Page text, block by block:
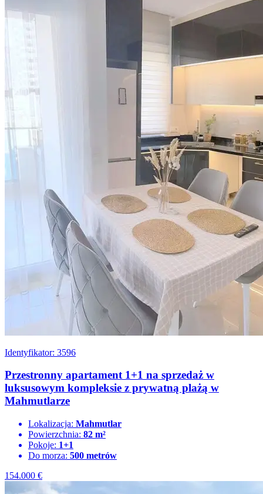
Identyfikator: 3596
Przestronny apartament 1+1 na sprzedaż w
luksusowym kompleksie z prywatną plażą w
Mahmutlarze
Lokalizacja: Mahmutlar
Powierzchnia: 82 m²
Pokoje: 1+1
Do morza: 500 metrów
154.000 €